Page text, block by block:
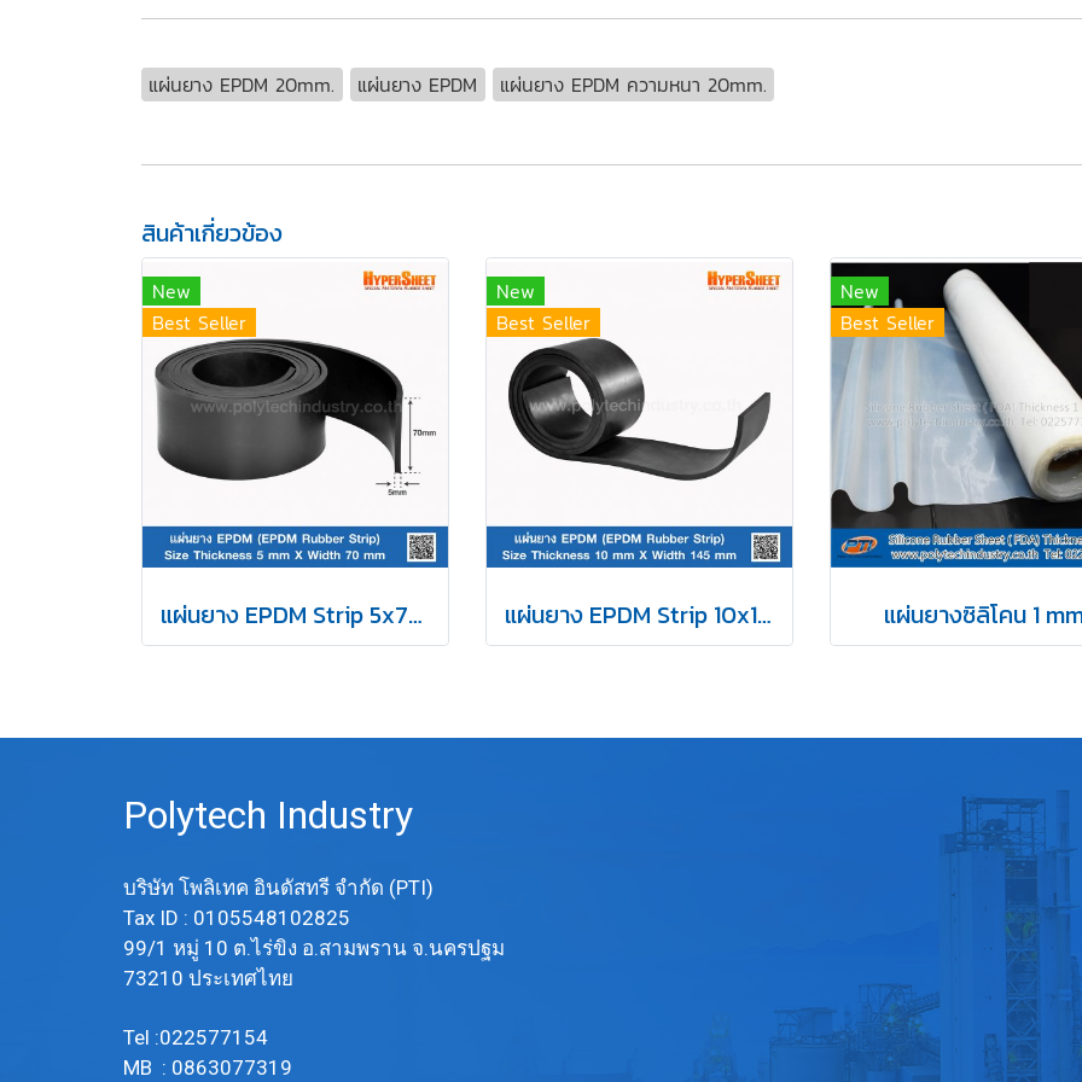
แผ่นยาง EPDM 20mm. แผ่นยาง EPDM แผ่นยาง EPDM ความหนา 20mm.
สินค้าเกี่ยวข้อง
New
Best Seller
แผ่นยาง EPDM Strip 5x70mm
New
Best Seller
แผ่นยาง EPDM Strip 10x145mm
New
Best Seller
แผ่นยางซิลิโคน 1
Polytech Industry
บริษัท โพลิเทค อินดัสทรี จำกัด (PTI)
Tax ID : 0105548102825
99/1 หมู่ 10 ต.ไร่ขิง อ.สามพราน จ.นครปฐม
73210 ประเทศไทย
Tel :022577154
MB : 0863077319